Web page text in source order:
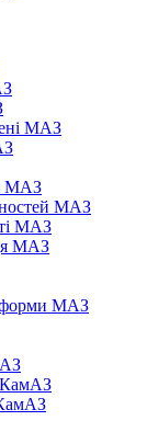
МАЗ
МАЗ
МАЗ
МАЗ
МАЗ
МАЗ
КамАЗ